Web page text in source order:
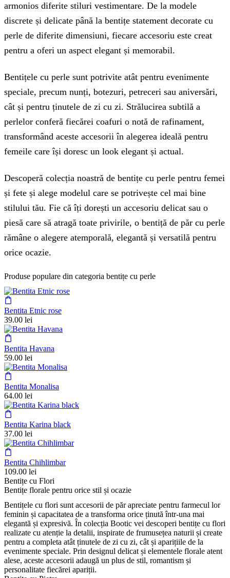
armonios diferite stiluri vestimentare. De la modele
discrete și delicate până la bentițe statement decorate cu
perle de diferite dimensiuni, fiecare accesoriu este creat
pentru a oferi un aspect elegant și memorabil.
Bentițele cu perle sunt potrivite atât pentru evenimente
speciale, precum nunți, botezuri, petreceri sau aniversări,
cât și pentru ținutele de zi cu zi. Strălucirea subtilă a
perlelor conferă fiecărei coafuri o notă de rafinament,
transformând aceste accesorii în alegerea ideală pentru
femeile care își doresc un look elegant și actual.
Descoperă colecția noastră de bentițe cu perle pentru femei
și fete și alege modelul care se potrivește cel mai bine
stilului tău. Fie că îți dorești un accesoriu delicat sau o
piesă care să atragă toate privirile, o bentiță de păr cu perle
rămâne o alegere atemporală, elegantă și versatilă pentru
orice ocazie.
Produse populare din categoria bentițe cu perle
Bentita Etnic rose
39.00 lei
Bentita Havana
59.00 lei
Bentita Monalisa
64.00 lei
Bentita Karina black
37.00 lei
Bentita Chihlimbar
109.00 lei
Bentițe cu Flori
Bentițe florale pentru orice stil și ocazie
Bentițele cu flori sunt accesorii de păr apreciate pentru farmecul lor
feminin și capacitatea de a transforma orice ținută într-una mai
elegantă și expresivă. În colecția Bootic vei descoperi bentițe cu flori
realizate cu atenție la detalii, inspirate de frumusețea naturii și create
pentru a completa atât ținutele de zi cu zi, cât și aparițiile de la
evenimente speciale. Prin designul delicat și elementele florale atent
alese, aceste accesorii adaugă un plus de stil, romantism și
personalitate fiecărei apariții.